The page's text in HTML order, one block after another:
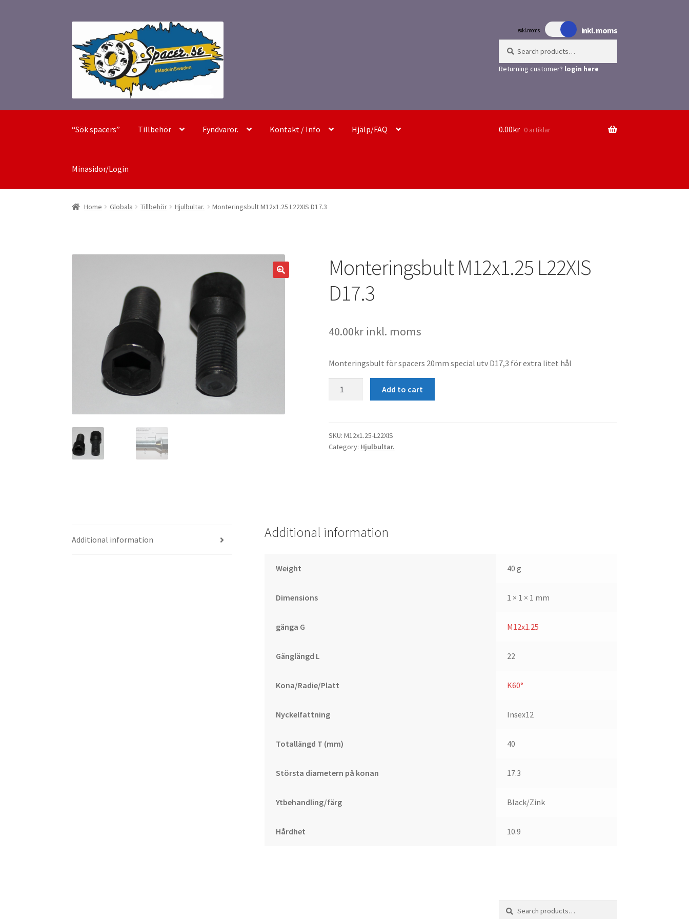
navigering
innehåll
exkl. moms inkl. moms
for:
Returning customer? login here
“Sök spacers” Tillbehör Fyndvaror. Kontakt / Info Hjälp/FAQ
Minasidor/Login
0.00kr 0 artiklar
Home Globala Tillbehör Hjulbultar. Monteringsbult M12x1.25 L22XIS D17.3
Monteringsbult M12x1.25 L22XIS
D17.3
40.00krinkl. moms
Monteringsbult för spacers 20mm special utv D17,3 för extra litet hål
quantity
Add to cart
SKU: M12x1.25-L22XIS
Category: Hjulbultar.
Additional information Additional information
Weight 40 g
Dimensions 1 × 1 × 1 mm
gänga G M12x1.25
Gänglängd L 22
Kona/Radie/Platt K60°
Nyckelfattning Insex12
Totallängd T (mm) 40
Största diametern på konan 17.3
Ytbehandling/färg Black/Zink
Hårdhet 10.9
Search
Search